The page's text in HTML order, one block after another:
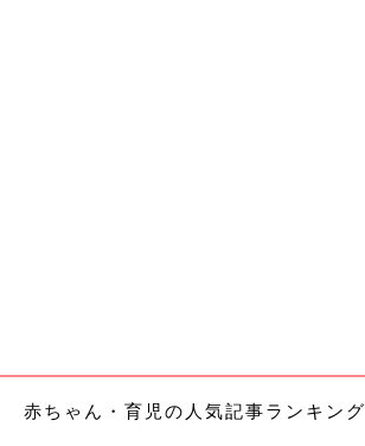
赤ちゃん・育児の人気記事ランキング